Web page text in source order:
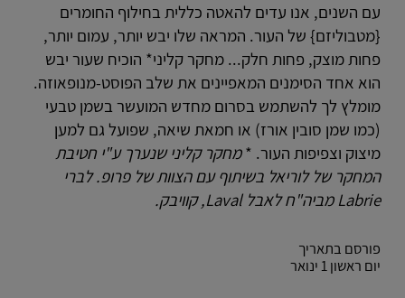
עם השנים, אנו עדים להאטה כללית בחילוף החומרים
{מטבוליזם} של העור. המראה שלו יבש יותר, עמום יותר,
פחות מוצק, פחות חלק... מחקר קליני* הוכיח שעור יבש
הוא אחד הסימנים המאפיינים את שלב הפוסט-מנופאוזה.
מומלץ לך להשתמש בסרום מחדש המועשר בשמן טבעי
(כמו שמן סובין אורז) או חמאת שיאה, שפועל גם למען
מיצוק וצפיפות העור. *מחקר קליני שנערך ע"י חטיבת
המחקר של לוריאל בשיתוף עם הצוות של פרופ. לברי
Labrie מביה"ח לאבלLaval, קוויבק.
פורסם בתאריך
יום ראשון 1 ינואר